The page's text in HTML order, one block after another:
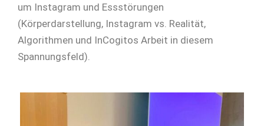
um Instagram und Essstörungen
(Körperdarstellung, Instagram vs. Realität,
Algorithmen und InCogitos Arbeit in diesem
Spannungsfeld).